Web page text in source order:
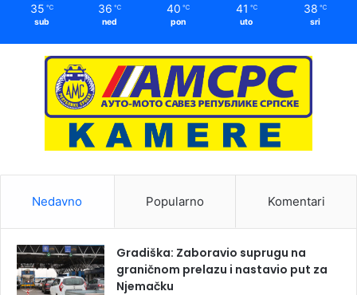
35 ℃
sub
36 ℃
ned
40 ℃
pon
41 ℃
uto
38 ℃
sri
Nedavno Popularno Komentari
Gradiška: Zaboravio suprugu na
graničnom prelazu i nastavio put za
Njemačku